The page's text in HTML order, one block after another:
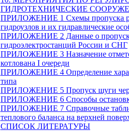
ГИДРОТЕХНИЧЕСКИЕ
ПРИЛОЖЕНИЕ 1 Схемы пропуска
гидроузлов и их гидравлические
ПРИЛОЖЕНИЕ 2 Данные о пропуске
гидроэлектростанций России и СНГ
ПРИЛОЖЕНИЕ 3 Назначение
котлована Iочереди
ПРИЛОЖЕНИЕ 4 Определение
типа
ПРИЛОЖЕНИЕ 5 Пропуск шуги
ПРИЛОЖЕНИЕ 6 Способы
ПРИЛОЖЕНИЕ 7 Справочные
теплового баланса на верхней
СПИСОК ЛИТЕРАТУРЫ